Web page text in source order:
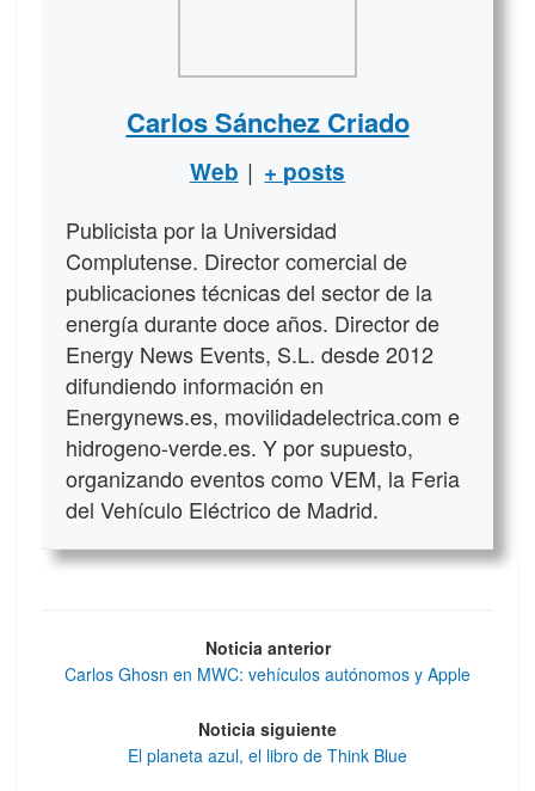
Carlos Sánchez Criado
Web | + posts
Publicista por la Universidad
Complutense. Director comercial de
publicaciones técnicas del sector de la
energía durante doce años. Director de
Energy News Events, S.L. desde 2012
difundiendo información en
Energynews.es, movilidadelectrica.com e
hidrogeno-verde.es. Y por supuesto,
organizando eventos como VEM, la Feria
del Vehículo Eléctrico de Madrid.
Noticia anterior
Carlos Ghosn en MWC: vehículos autónomos y Apple
Noticia siguiente
El planeta azul, el libro de Think Blue